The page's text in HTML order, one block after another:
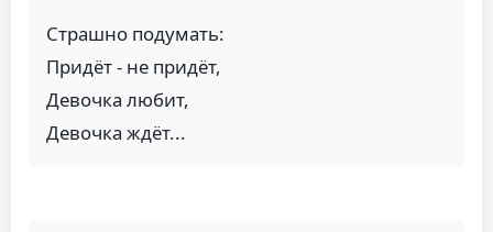
Страшно подумать:
Придёт - не придёт,
Девочка любит,
Девочка ждёт...